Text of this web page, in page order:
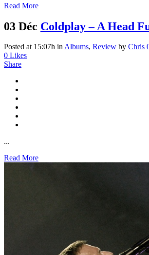
Read More
03 Déc Coldplay – A Head
Posted at 15:07h inAlbums, Review by Chris
0 Likes
Share
...
Read More